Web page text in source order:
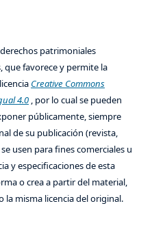
patrimoniales
que favorece y permite la
Creative Commons
4.0, por lo cual se pueden
públicamente, siempre
de su publicación (revista,
usen para fines comerciales u
y especificaciones de esta
o crea a partir del material,
misma licencia del original.